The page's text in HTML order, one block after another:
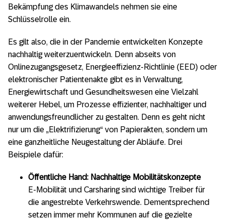
Bekämpfung des Klimawandels nehmen sie eine
Schlüsselrolle ein.
Es gilt also, die in der Pandemie entwickelten Konzepte
nachhaltig weiterzuentwickeln. Denn abseits von
Onlinezugangsgesetz, Energieeffizienz-Richtlinie (EED) oder
elektronischer Patientenakte gibt es in Verwaltung,
Energiewirtschaft und Gesundheitswesen eine Vielzahl
weiterer Hebel, um Prozesse effizienter, nachhaltiger und
anwendungsfreundlicher zu gestalten. Denn es geht nicht
nur um die „Elektrifizierung“ von Papierakten, sondern um
eine ganzheitliche Neugestaltung der Abläufe. Drei
Beispiele dafür:
Öffentliche Hand: Nachhaltige Mobilitätskonzepte
E-Mobilität und Carsharing sind wichtige Treiber für
die angestrebte Verkehrswende. Dementsprechend
setzen immer mehr Kommunen auf die gezielte